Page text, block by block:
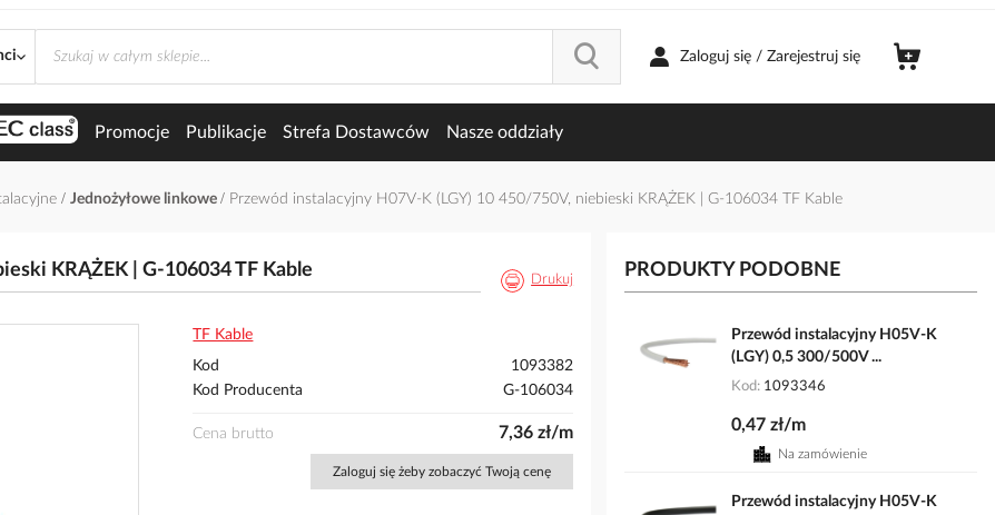
Zaloguj się / Zarejestruj się
Promocje Publikacje Strefa Dostawców Nasze oddziały
Jednożyłowe linkowe Przewód instalacyjny H07V-K (LGY) 10 450/750V, niebieski KRĄŻEK | G-106034 TF Kable
KRĄŻEK | G-106034 TF Kable Drukuj
TF Kable
Kod
1093382
Kod Producenta
G-106034
Cena brutto 7,36 zł/m
Zaloguj się żeby zobaczyć Twoją cenę
PRODUKTY PODOBNE
Przewód instalacyjny H05V-K
(LGY) 0,5 300/500V ...
Kod 1093346
0,47 zł/m
Na zamówienie
Przewód instalacyjny H05V-K